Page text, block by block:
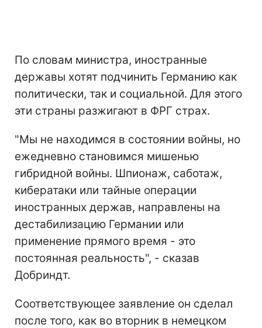
По словам министра, иностранные
державы хотят подчинить Германию как
политически, так и социальной. Для этого
эти страны разжигают в ФРГ страх.
"Мы не находимся в состоянии войны, но
ежедневно становимся мишенью
гибридной войны. Шпионаж, саботаж,
кибератаки или тайные операции
иностранных держав, направлены на
дестабилизацию Германии или
применение прямого время - это
постоянная реальность", - сказав
Добриндт.
Соответствующее заявление он сделал
после того, как во вторник в немецком